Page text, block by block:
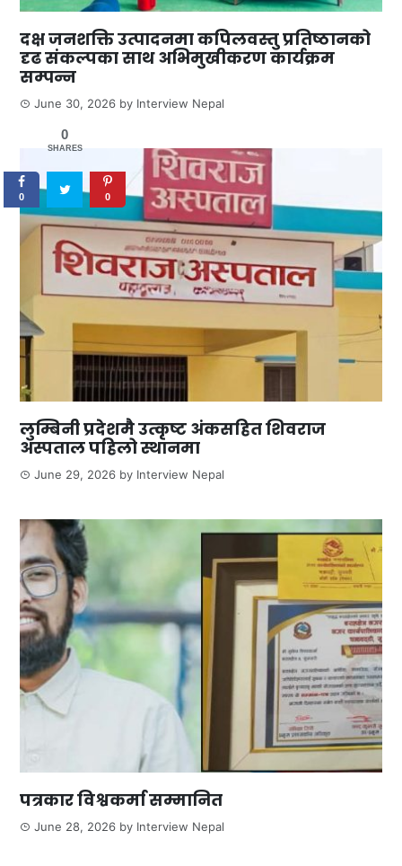
दक्ष जनशक्ति उत्पादनमा कपिलवस्तु प्रतिष्ठानको
दृढ संकल्पका साथ अभिमुखीकरण कार्यक्रम
सम्पन्न
June 30, 2026 by Interview Nepal
लुम्बिनी प्रदेशमै उत्कृष्ट अंकसहित शिवराज
अस्पताल पहिलो स्थानमा
June 29, 2026 by Interview Nepal
पत्रकार विश्वकर्मा सम्मानित
June 28, 2026 by Interview Nepal
0
SHARES
0 0